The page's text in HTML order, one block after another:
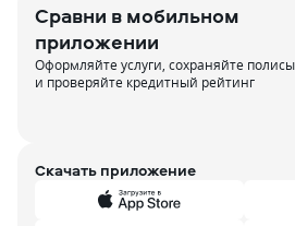
Сравни в мобильном
приложении
Оформляйте услуги, сохраняйте полисы
и проверяйте кредитный рейтинг
Скачать приложение